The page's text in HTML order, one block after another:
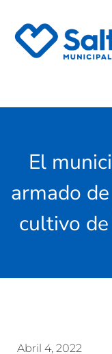
El
armado
cultivo
Abril 4, 2022